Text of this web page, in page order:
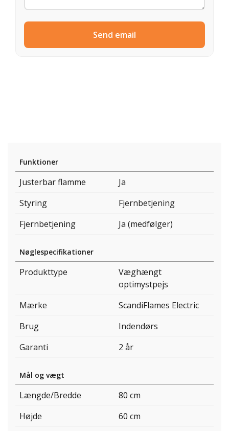
Send email
Funktioner
Justerbar flamme
Ja
Styring
Fjernbetjening
Fjernbetjening
Ja (medfølger)
Nøglespecifikationer
Produkttype
Væghængt
optimystpejs
Mærke
ScandiFlames Electric
Brug
Indendørs
Garanti
2 år
Mål og vægt
Længde/Bredde
80 cm
Højde
60 cm